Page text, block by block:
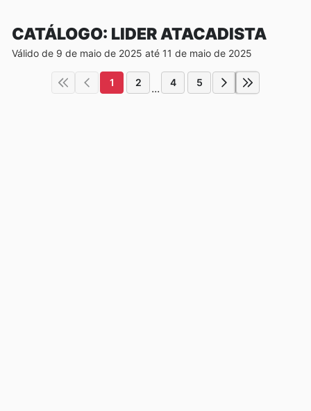
CATÁLOGO: LIDER ATACADISTA
Válido de 9 de maio de 2025 até 11 de maio de 2025
1 2 ... 4 5